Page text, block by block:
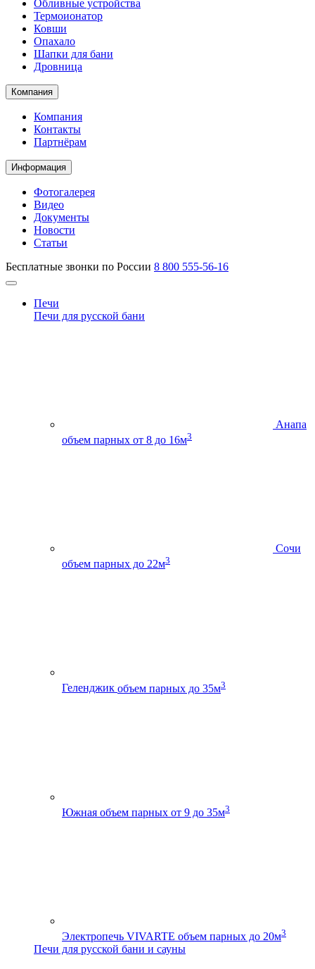
Обливные устройства
Термоионатор
Ковши
Опахало
Шапки для бани
Дровница
Компания
Компания
Контакты
Партнёрам
Информация
Фотогалерея
Видео
Документы
Новости
Статьи
Бесплатные звонки по России 8 800 555-56-16
Печи
Печи для русской бани
Анапа
объем парных от 8 до 16м3
Сочи
объем парных до 22м3
Геленджик объем парных до 35м3
Южная объем парных от 9 до 35м3
Электропечь VIVARTE объем парных до 20м3
Печи для русской бани и сауны